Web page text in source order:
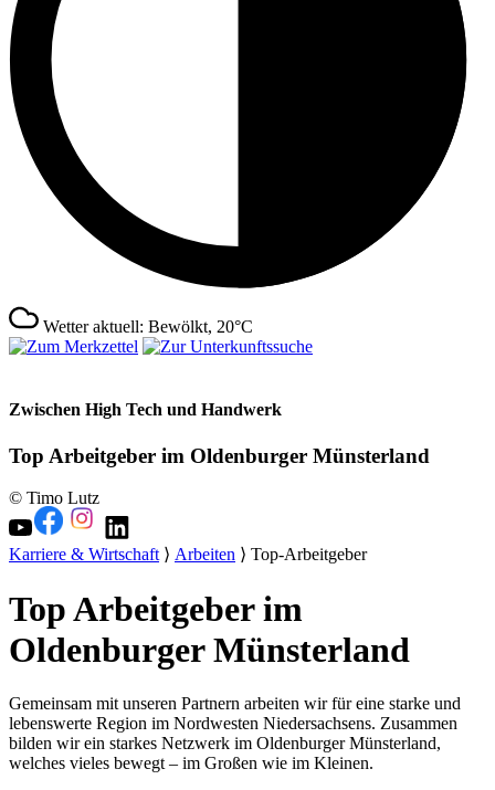
Wetter aktuell: Bewölkt, 20°C
Zwischen High Tech und Handwerk
Top Arbeitgeber im Oldenburger Münsterland
© Timo Lutz
Karriere & Wirtschaft⟩ Arbeiten ⟩ Top-Arbeitgeber
Top Arbeitgeber im
Oldenburger Münsterland
Gemeinsam mit unseren Partnern arbeiten wir für eine starke und
lebenswerte Region im Nordwesten Niedersachsens. Zusammen
bilden wir ein starkes Netzwerk im Oldenburger Münsterland,
welches vieles bewegt – im Großen wie im Kleinen.